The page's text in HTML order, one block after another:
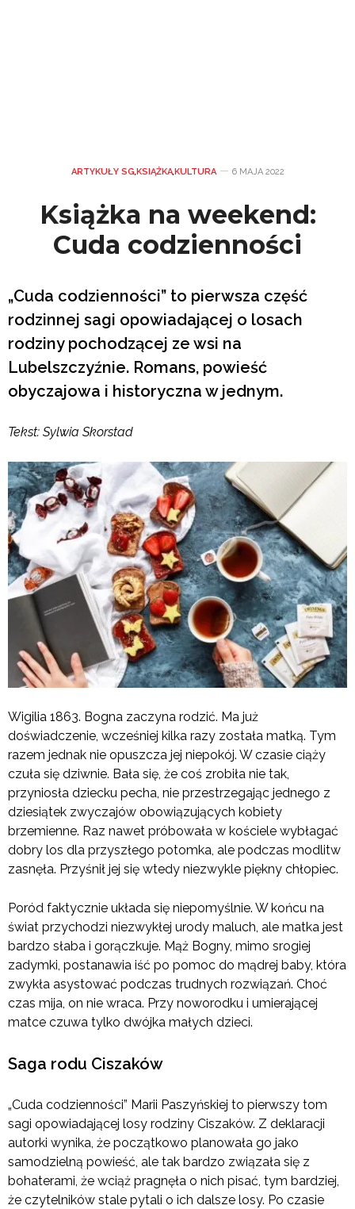
ARTYKUŁY SG,KSIĄŻKA,KULTURA 6 MAJA 2022
Książka na weekend:
Cuda codzienności
„Cuda codzienności” to pierwsza część
rodzinnej sagi opowiadającej o losach
rodziny pochodzącej ze wsi na
Lubelszczyźnie. Romans, powieść
obyczajowa i historyczna w jednym.
Tekst: Sylwia Skorstad
Wigilia 1863. Bogna zaczyna rodzić. Ma już
doświadczenie, wcześniej kilka razy została matką. Tym
razem jednak nie opuszcza jej niepokój. W czasie ciąży
czuła się dziwnie. Bała się, że coś zrobiła nie tak,
przyniosła dziecku pecha, nie przestrzegając jednego z
dziesiątek zwyczajów obowiązujących kobiety
brzemienne. Raz nawet próbowała w kościele wybłagać
dobry los dla przyszłego potomka, ale podczas modlitw
zasnęła. Przyśnił jej się wtedy niezwykle piękny chłopiec.
Poród faktycznie układa się niepomyślnie. W końcu na
świat przychodzi niezwykłej urody maluch, ale matka jest
bardzo słaba i gorączkuje. Mąż Bogny, mimo srogiej
zadymki, postanawia iść po pomoc do mądrej baby, która
zwykła asystować podczas trudnych rozwiązań. Choć
czas mija, on nie wraca. Przy noworodku i umierającej
matce czuwa tylko dwójka małych dzieci.
Saga rodu Ciszaków
„Cuda codzienności” Marii Paszyńskiej to pierwszy tom
sagi opowiadającej losy rodziny Ciszaków. Z deklaracji
autorki wynika, że początkowo planowała go jako
samodzielną powieść, ale tak bardzo związała się z
bohaterami, że wciąż pragnęła o nich pisać, tym bardziej,
że czytelników stale pytali o ich dalsze losy. Po czasie